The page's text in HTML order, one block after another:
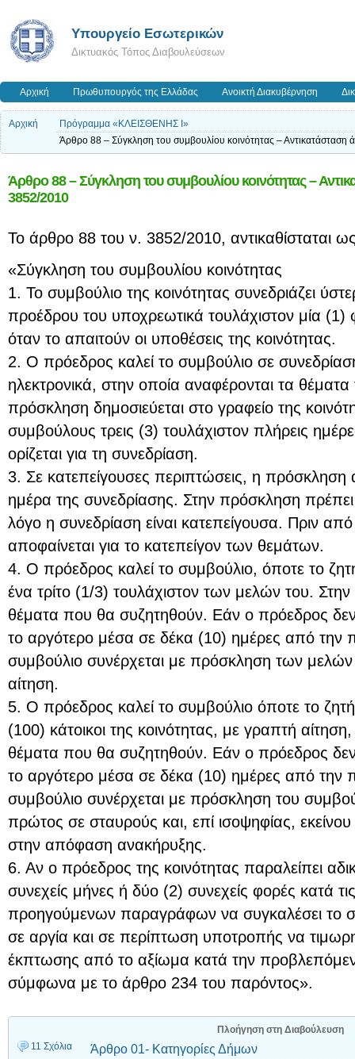
Υπουργείο Εσωτερικών
Δικτυακός Τόπος Διαβουλεύσεων
Αρχική Πρωθυπουργός της Ελλάδας Ανοικτή Διακυβέρνηση
Αρχική
Πρόγραμμα «ΚΛΕΙΣΘΕΝΗΣ Ι»
Άρθρο 88 – Σύγκληση του συμβουλίου κοινότητας –
Άρθρο 88 – Σύγκληση του συμβουλίου κοινότητας –
3852/2010
Το άρθρο 88 του ν. 3852/2010, αντικαθίσταται
«Σύγκληση του συμβουλίου κοινότητας
1. Το συμβούλιο της κοινότητας συνεδριάζει
προέδρου του υποχρεωτικά τουλάχιστον μία
όταν το απαιτούν οι υποθέσεις της κοινότητας.
2. Ο πρόεδρος καλεί το συμβούλιο σε
ηλεκτρονικά, στην οποία αναφέρονται τα
πρόσκληση δημοσιεύεται στο γραφείο της
συμβούλους τρεις (3) τουλάχιστον πλήρεις
ορίζεται για τη συνεδρίαση.
3. Σε κατεπείγουσες περιπτώσεις, η πρόσκληση
ημέρα της συνεδρίασης. Στην πρόσκληση πρέπει
λόγο η συνεδρίαση είναι κατεπείγουσα. Πριν
αποφαίνεται για το κατεπείγον των θεμάτων.
4. Ο πρόεδρος καλεί το συμβούλιο, όποτε το
ένα τρίτο (1/3) τουλάχιστον των μελών του. Στην
θέματα που θα συζητηθούν. Εάν ο πρόεδρος
το αργότερο μέσα σε δέκα (10) ημέρες από την
συμβούλιο συνέρχεται με πρόσκληση των
αίτηση.
5. Ο πρόεδρος καλεί το συμβούλιο όποτε το
(100) κάτοικοι της κοινότητας, με γραπτή
θέματα που θα συζητηθούν. Εάν ο πρόεδρος
το αργότερο μέσα σε δέκα (10) ημέρες από την
συμβούλιο συνέρχεται με πρόσκληση του
πρώτος σε σταυρούς και, επί ισοψηφίας,
στην απόφαση ανακήρυξης.
6. Αν ο πρόεδρος της κοινότητας παραλείπει
συνεχείς μήνες ή δύο (2) συνεχείς φορές κατά
προηγούμενων παραγράφων να συγκαλέσει το
σε αργία και σε περίπτωση υποτροπής να
έκπτωσης από το αξίωμα κατά την
σύμφωνα με το άρθρο 234 του παρόντος».
Πλοήγηση στη Διαβούλευση
11 Σχόλια
Άρθρο 01- Κατηγορίες Δήμων